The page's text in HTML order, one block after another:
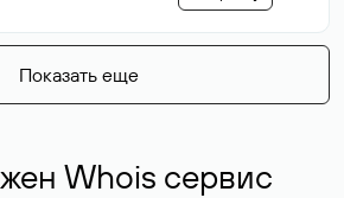
Показать еще
Whois сервис